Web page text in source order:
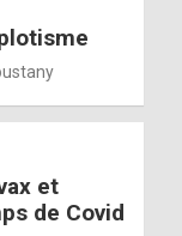
et
de Covid